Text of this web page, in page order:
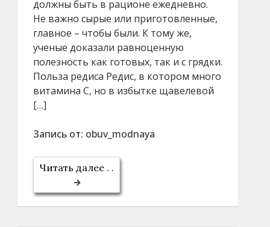
должны быть в рационе ежедневно.
Не важно сырые или приготовленные,
главное – чтобы были. К тому же,
ученые доказали равноценную
полезность как готовых, так и с грядки.
Польза редиса Редис, в котором много
витамина С, но в избытке щавелевой
[…]
Запись от: obuv_modnaya
Читать далее . .